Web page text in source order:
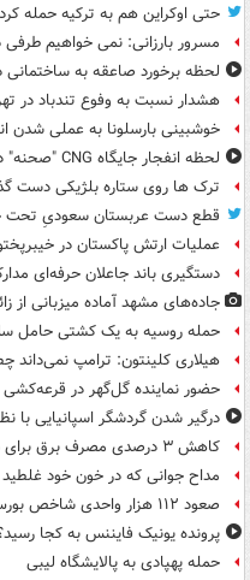
حتی اوکراین هم به ترکیه حمله کرد
مسرور بارزانی: نمی خواهیم
لحظه برخورد صاعقه به ساختمانی
هشدار نسبت به وفوع تندباد در
خوشبینی بارسلونا به عملی شدن
لحظه انفجار جایگاه CNG "صحنه" در دوربین مداربسته
ترک ها روی ستاره بلژیکی دست
قطع دست عربستان سعودیِ تحت
عملیات ارتش پاکستان در خیبرپختونخوا؛ ۸ نفر
دستگیری باند جاعلان حرفه‌ای
جاده‌های مشهد آماده میزبانی از
حمله روسیه به یک کشتی حامل
هیلاری کلینتون: ترامپ نمی‌داند
حضور نماینده گل‌گهر در قرعه‌کشی
درگیر شدن گردشگر اسپانیایی با
کاهش ۳ درصدی مصرف برق برای دومین سال متوالی
مداح جوانی که در خون خود
صعود ۱۱۲ هزار واحدی شاخص بورس در معاملات امروز
پرونده یونیک فایننس به کجا
حمله پهپادی به پالایشگاه لیبی